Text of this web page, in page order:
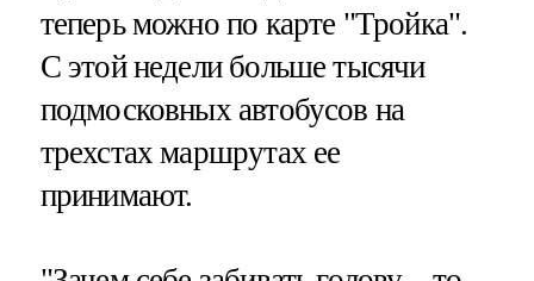
теперь можно по карте "Тройка".
С этой недели больше тысячи
подмосковных автобусов на
трехстах маршрутах ее
принимают.